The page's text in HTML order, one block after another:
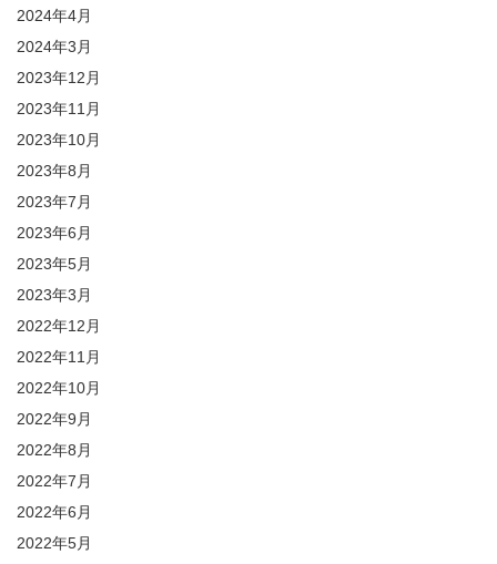
2024年4月
2024年3月
2023年12月
2023年11月
2023年10月
2023年8月
2023年7月
2023年6月
2023年5月
2023年3月
2022年12月
2022年11月
2022年10月
2022年9月
2022年8月
2022年7月
2022年6月
2022年5月